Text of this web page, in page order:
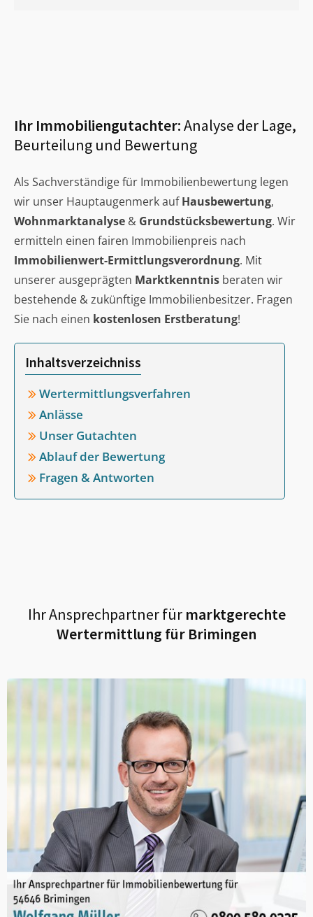
Ihr Immobiliengutachter:Analyse der Lage,
Beurteilung und Bewertung
Als Sachverständige für Immobilienbewertung legen
wir unser Hauptaugenmerk aufHausbewertung,
Wohnmarktanalyse & Grundstücksbewertung. Wir
ermitteln einen fairen Immobilienpreis nach
Immobilienwert-Ermittlungsverordnung. Mit
unserer ausgeprägten Marktkenntnis beraten wir
bestehende & zukünftige Immobilienbesitzer. Fragen
Sie nach einen kostenlosen Erstberatung!
Inhaltsverzeichniss
Wertermittlungsverfahren
Anlässe
Unser Gutachten
Ablauf der Bewertung
Fragen & Antworten
Ihr Ansprechpartner fürmarktgerechte
Wertermittlung für Brimingen